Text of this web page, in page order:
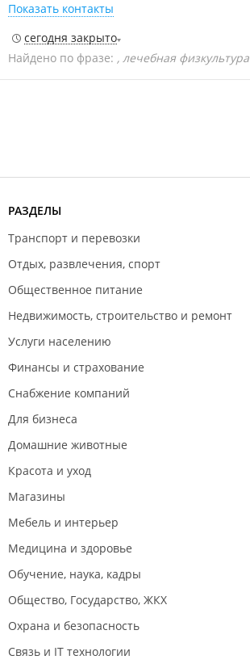
Показать контакты
сегодня закрыто
Найдено по фразе: , лечебная физкультура
РАЗДЕЛЫ
Транспорт и перевозки
Отдых, развлечения, спорт
Общественное питание
Недвижимость, строительство и ремонт
Услуги населению
Финансы и страхование
Снабжение компаний
Для бизнеса
Домашние животные
Красота и уход
Магазины
Мебель и интерьер
Медицина и здоровье
Обучение, наука, кадры
Общество, Государство, ЖКХ
Охрана и безопасность
Связь и IT технологии